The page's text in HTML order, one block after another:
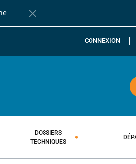
Fermer la barre de notification
CONNEXION
DOSSIERS
TECHNIQUES